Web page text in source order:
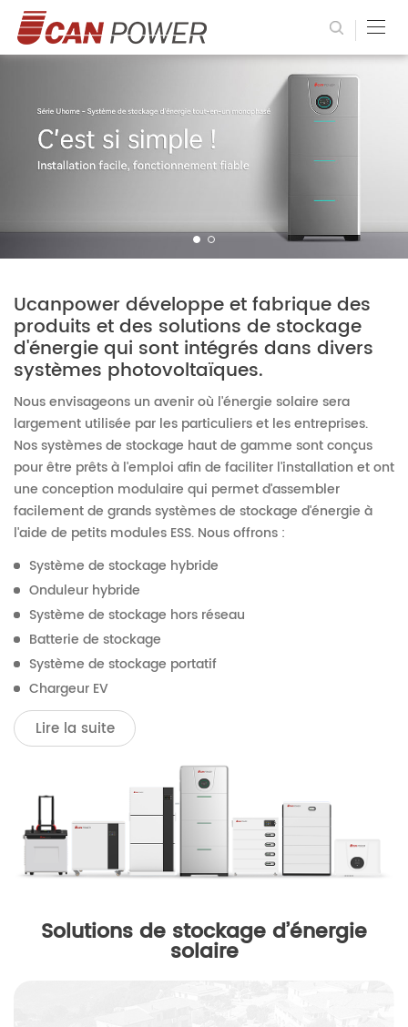
Ucanpower développe et fabrique des
produits et des solutions de stockage
d'énergie qui sont intégrés dans divers
systèmes photovoltaïques.
Nous envisageons un avenir où l'énergie solaire sera
largement utilisée par les particuliers et les entreprises.
Nos systèmes de stockage haut de gamme sont conçus
pour être prêts à l'emploi afin de faciliter l'installation et ont
une conception modulaire qui permet d'assembler
facilement de grands systèmes de stockage d'énergie à
l'aide de petits modules ESS. Nous offrons :
Système de stockage hybride
Onduleur hybride
Système de stockage hors réseau
Batterie de stockage
Système de stockage portatif
Chargeur EV
Lire la suite
Solutions de stockage d’énergie
solaire